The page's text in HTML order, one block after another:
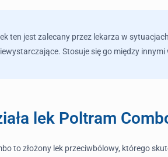
ten jest zalecany przez lekarza w
Stosuje się go między
lek Poltram
to złożony lek przeciwbólowy, którego